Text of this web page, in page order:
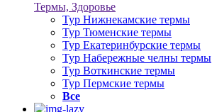
Термы, Здоровье
Тур Нижнекамские термы
Тур Тюменские термы
Тур Екатеринбурские термы
Тур Набережные челны термы
Тур Воткинские термы
Тур Пермские термы
Все